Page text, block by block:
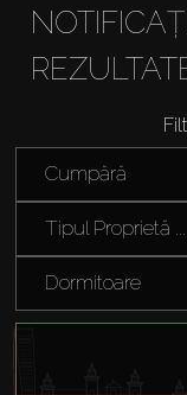
Cumpără
Tipul Proprietă ...
Dormitoare